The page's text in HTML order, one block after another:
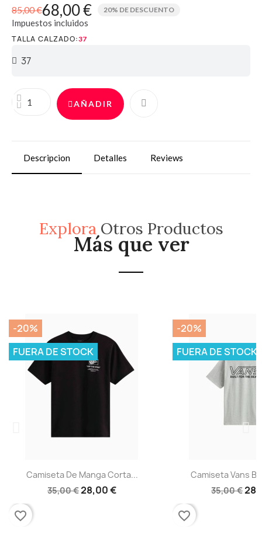
85,00 €68,00 € 20% DE DESCUENTO
Impuestos incluidos
TALLA CALZADO 37
AÑADIR
Descripcion Detalles Reviews
ExploraOtros Productos
Más que ver
Camiseta De Manga Corta...
35,00 €28,00 €
-20%
FUERA DE STOCK
favorite_border
Camiseta Vans
35,00 €
-20%
FUERA DE STOCK
favorite_border